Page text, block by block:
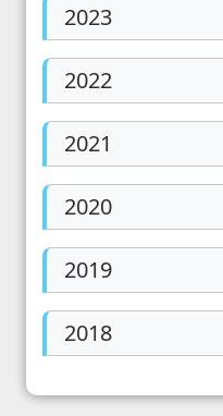
2023
2022
2021
2020
2019
2018